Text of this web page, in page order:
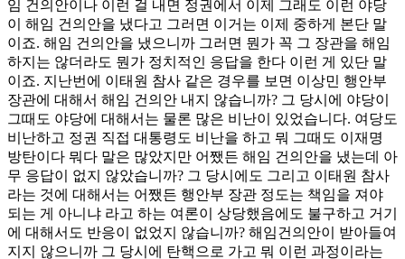
임 건의안이나 이런 걸 내면 정권에서 이제 그래도 이런 야당
이 해임 건의안을 냈다고 그러면 이거는 이제 중하게 본단 말
이죠. 해임 건의안을 냈으니까 그러면 뭔가 꼭 그 장관을 해임
하지는 않더라도 뭔가 정치적인 응답을 한다 이런 게 있단 말
이죠. 지난번에 이태원 참사 같은 경우를 보면 이상민 행안부
장관에 대해서 해임 건의안 내지 않습니까? 그 당시에 야당이
그때도 야당에 대해서는 물론 많은 비난이 있었습니다. 여당도
비난하고 정권 직접 대통령도 비난을 하고 뭐 그때도 이재명
방탄이다 뭐다 말은 많았지만 어쨌든 해임 건의안을 냈는데 아
무 응답이 없지 않았습니까? 그 당시에도 그리고 이태원 참사
라는 것에 대해서는 어쨌든 행안부 장관 정도는 책임을 져야
되는 게 아니냐 라고 하는 여론이 상당했음에도 불구하고 거기
에 대해서도 반응이 없었지 않습니까? 해임건의안이 받아들여
지지 않으니까 그 당시에 탄핵으로 가고 뭐 이런 과정이라는